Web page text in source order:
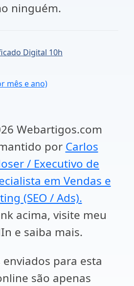
ninguém.
Digital 10h
mês e ano)
Webartigos.com
por Carlos
/ Executivo de
em Vendas e
(SEO / Ads).
acima, visite meu
e saiba mais.
para esta
são apenas